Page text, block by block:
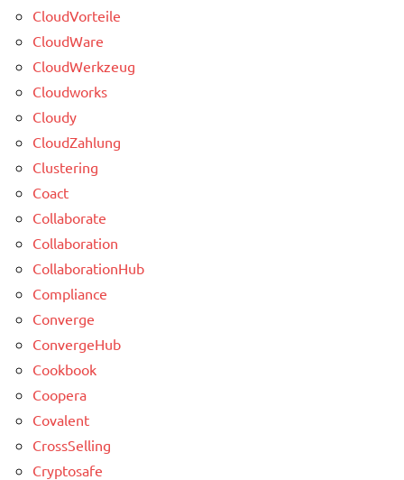
CloudVorteile
CloudWare
CloudWerkzeug
Cloudworks
Cloudy
CloudZahlung
Clustering
Coact
Collaborate
Collaboration
CollaborationHub
Compliance
Converge
ConvergeHub
Cookbook
Coopera
Covalent
CrossSelling
Cryptosafe